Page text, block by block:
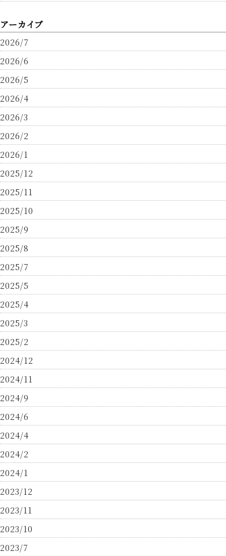
アーカイブ
2026/7
2026/6
2026/5
2026/4
2026/3
2026/2
2026/1
2025/12
2025/11
2025/10
2025/9
2025/8
2025/7
2025/5
2025/4
2025/3
2025/2
2024/12
2024/11
2024/9
2024/6
2024/4
2024/2
2024/1
2023/12
2023/11
2023/10
2023/7